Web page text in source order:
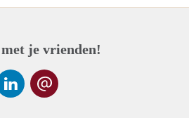
je vrienden!